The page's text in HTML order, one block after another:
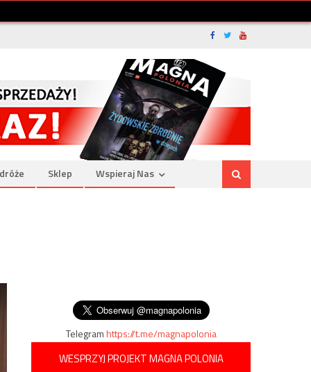
Sklep Wspieraj Nas
Telegramhttps://t.me/magnapolonia
WESPRZYJ PROJEKT MAGNA POLONIA